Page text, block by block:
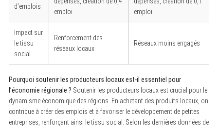
d’emplois
emploi
emploi
Impact sur
le tissu
social
Renforcement des
réseaux locaux
Réseaux moins engagés
Pourquoi soutenir les producteurs locaux est-il essentiel pour
l’économie régionale ? Soutenir les producteurs locaux est crucial pour le
dynamisme économique des régions. En achetant des produits locaux, on
contribue à créer des emplois et à favoriser le développement de petites
entreprises, renforçant ainsi le tissu social. Selon les dernières données de